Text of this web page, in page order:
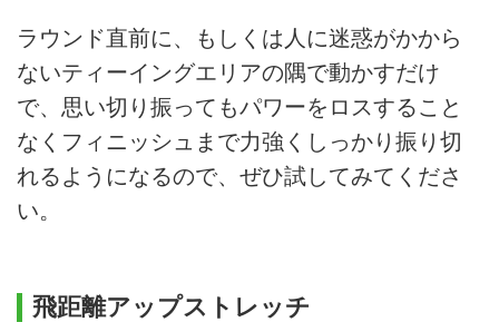
ラウンド直前に、もしくは人に迷惑がかから
ないティーイングエリアの隅で動かすだけ
で、思い切り振ってもパワーをロスすること
なくフィニッシュまで力強くしっかり振り切
れるようになるので、ぜひ試してみてくださ
い。
飛距離アップストレッチ